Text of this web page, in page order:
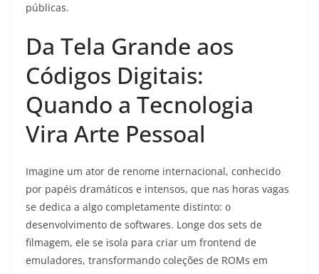
públicas.
Da Tela Grande aos
Códigos Digitais:
Quando a Tecnologia
Vira Arte Pessoal
Imagine um ator de renome internacional, conhecido
por papéis dramáticos e intensos, que nas horas vagas
se dedica a algo completamente distinto: o
desenvolvimento de softwares. Longe dos sets de
filmagem, ele se isola para criar um frontend de
emuladores, transformando coleções de ROMs em